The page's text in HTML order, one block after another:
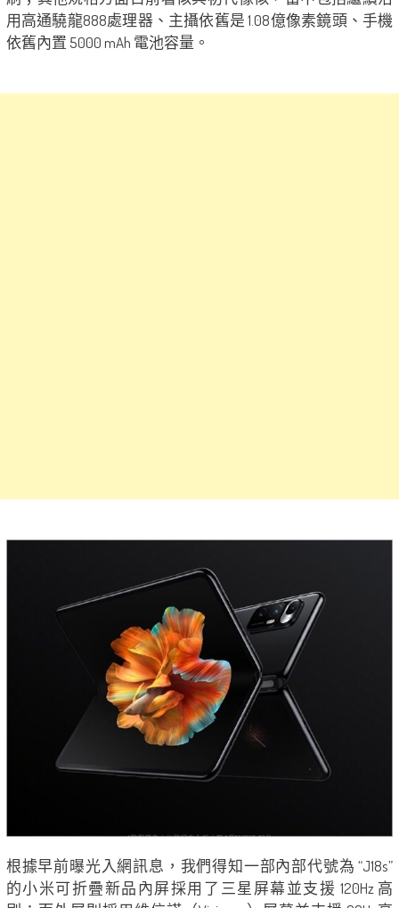
用高通驍龍888處理器、主攝依舊是 1.08億像素鏡頭、手機
依舊內置 5000 mAh 電池容量。
根據早前曝光入網訊息，我們得知一部內部代號為 “J18s”
的小米可折疊新品內屏採用了三星屏幕並支援 120Hz 高